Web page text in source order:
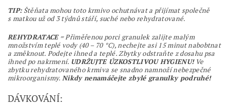
TIP:Štěňata mohou toto krmivo ochutnávat a přijímat společně
s matkou už od 3 týdnů stáří, suché nebo rehydratované.
REHYDRATACE= Přiměřenou porci granulek zalijte malým
množstvím teplé vody (40 – 70 °C), nechejte asi 15 minut nabobtnat
a změknout. Podejte ihned a teplé. Zbytky odstraňte z dosahu psa
ihned po nakrmení. UDRŽUJTE ÚZKOSTLIVOU HYGIENU!Ve
zbytku rehydratovaného krmiva se snadno namnoží nebezpečné
mikroorganismy.Nikdy nenamáčejte zbylé granulky podruhé!
DÁVKOVÁNÍ: